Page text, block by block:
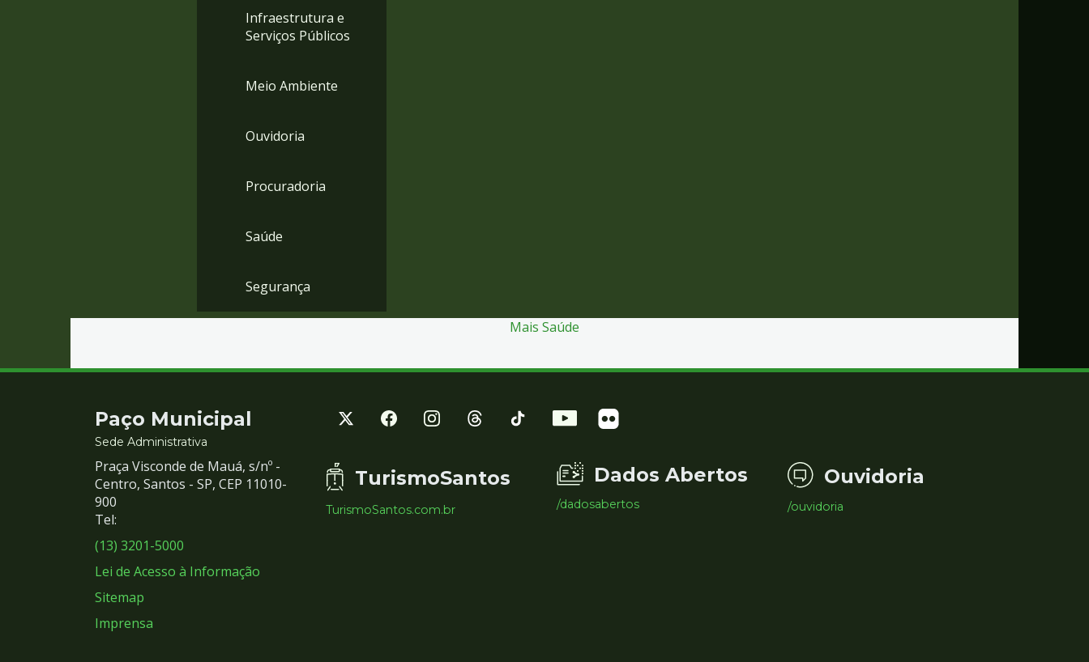
Infraestrutura e
Serviços Públicos
Meio Ambiente
Ouvidoria
Procuradoria
Saúde
Segurança
Mais Saúde
Contato
e
Redes
Sociais
Paço Municipal
Sede Administrativa
Praça Visconde de Mauá, s/nº -
Centro, Santos - SP, CEP 11010-
900
Tel:
(13) 3201-5000
Lei de Acesso à Informação
Sitemap
Imprensa
TurismoSantos
TurismoSantos.com.br
Dados Abertos
/dadosabertos
Ouvidoria
/ouvidoria